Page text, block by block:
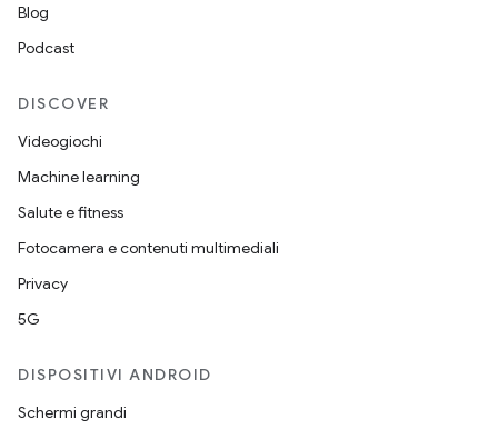
Blog
Podcast
DISCOVER
Videogiochi
Machine learning
Salute e fitness
Fotocamera e contenuti multimediali
Privacy
5G
DISPOSITIVI ANDROID
Schermi grandi